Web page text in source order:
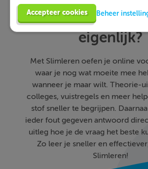
Wat is
eigenlijk?
Met Slimleren oefen je online
waar je nog wat moeite mee
wanneer je maar wilt. Theorie-
colleges, vuistregels en meer
stof sneller te begrijpen.
ieder fout gegeven antwoord
uitleg hoe je de vraag het beste
Zo leer je sneller en
Slimleren!
Accepteer cookies Beheer